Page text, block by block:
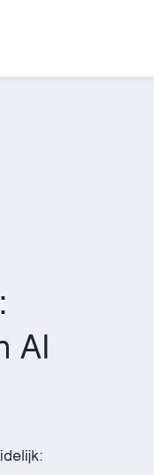
AI